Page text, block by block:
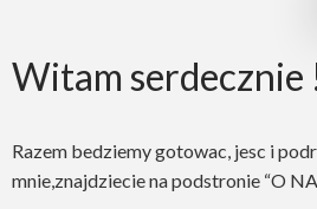
Witam serdecznie
Razem bedziemy gotowac, jesc i
mnie,znajdziecie na podstronie “O